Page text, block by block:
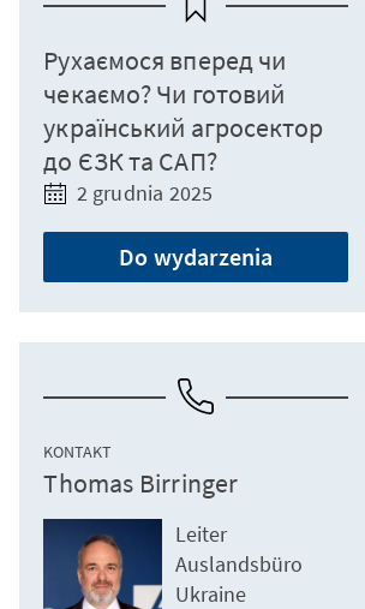
Рухаємося вперед чи
чекаємо? Чи готовий
український агросектор
до ЄЗК та САП?
2 grudnia 2025
Do wydarzenia
KONTAKT
Thomas Birringer
Leiter
Auslandsbüro
Ukraine